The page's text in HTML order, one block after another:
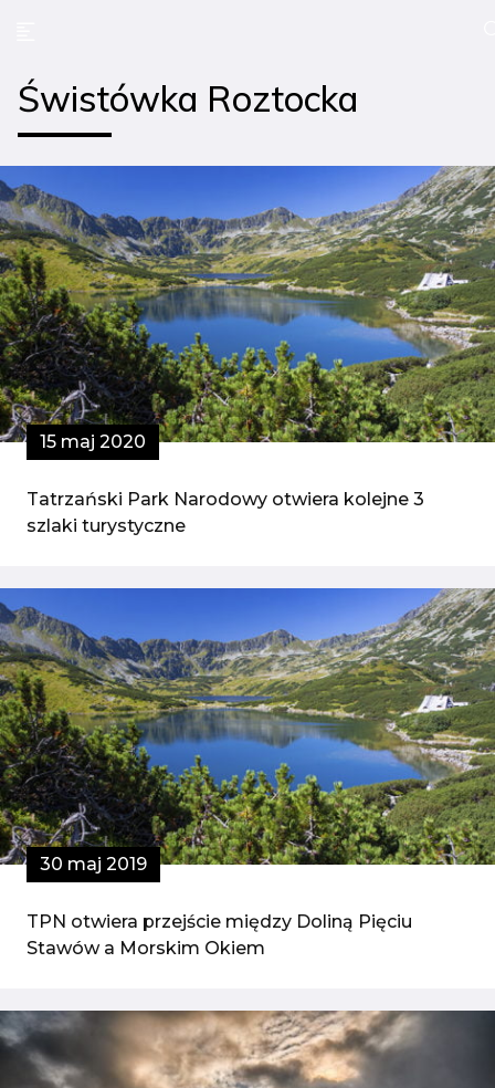
Świstówka Roztocka
15 maj 2020
Tatrzański Park Narodowy otwiera kolejne 3
szlaki turystyczne
30 maj 2019
TPN otwiera przejście między Doliną Pięciu
Stawów a Morskim Okiem